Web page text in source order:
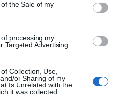
the Sale of my
processing my
Targeted Advertising.
Collection, Use,
or Sharing of my
Is Unrelated with the
it was collected.